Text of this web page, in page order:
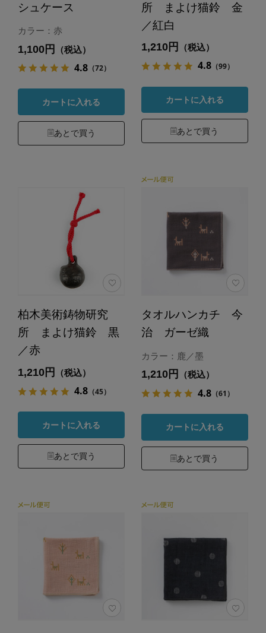
シュケース
カラー：赤
1,100円 （税込）
4.8（72）
カートに入れる
あとで買う
所 まよけ猫鈴 金
／紅白
1,210円 （税込）
4.8（99）
カートに入れる
あとで買う
柏木美術鋳物研究
所 まよけ猫鈴 黒
／赤
1,210円 （税込）
4.8（45）
カートに入れる
あとで買う
タオルハンカチ 今
治 ガーゼ織
カラー：鹿／墨
1,210円 （税込）
4.8（61）
カートに入れる
あとで買う